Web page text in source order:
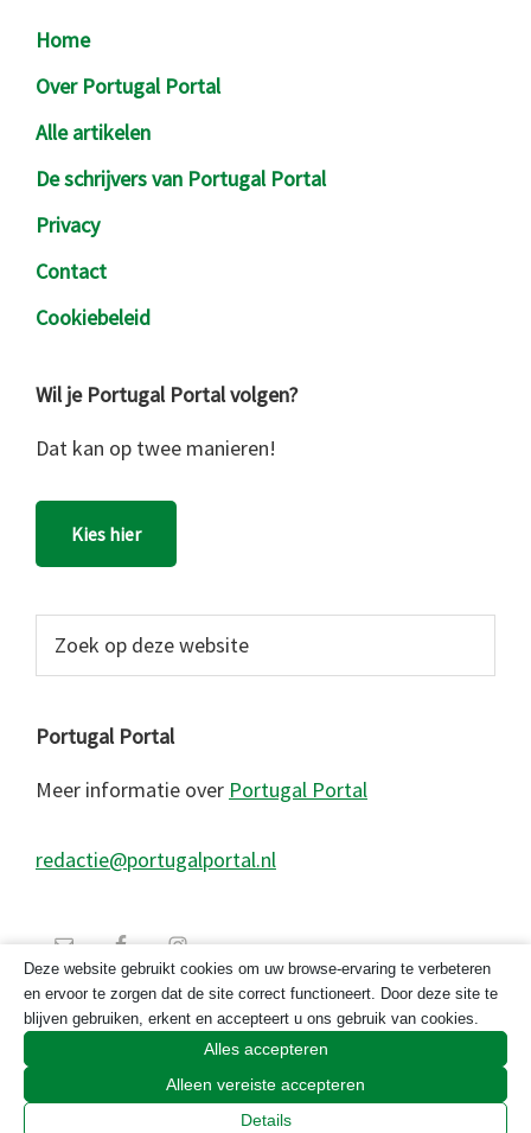
Footer
Home
Over Portugal Portal
Alle artikelen
De schrijvers van Portugal Portal
Privacy
Contact
Cookiebeleid
Wil je Portugal Portal volgen?
Dat kan op twee manieren!
Kies hier
website
Portugal Portal
Meer informatie over Portugal Portal
redactie@portugalportal.nl
© 2026 Copyright Portugal Portal 2023
Deze website gebruikt cookies om uw browse-ervaring te verbeteren
en ervoor te zorgen dat de site correct functioneert. Door deze site te
blijven gebruiken, erkent en accepteert u ons gebruik van cookies.
Alles accepteren
Alleen vereiste accepteren
Details